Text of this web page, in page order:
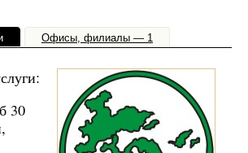
Офисы, филиалы — 1
30